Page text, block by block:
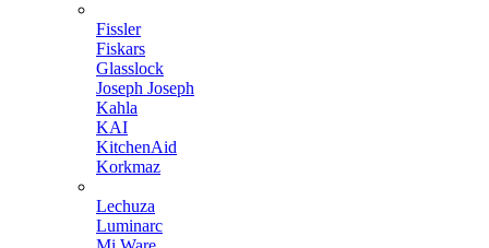
Fissler
Fiskars
Glasslock
Joseph Joseph
Kahla
KAI
KitchenAid
Korkmaz
Lechuza
Luminarc